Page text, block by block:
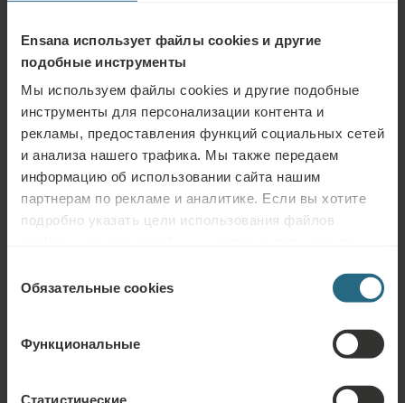
Ensana использует файлы cookies и другие
подобные инструменты
Мы используем файлы cookies и другие подобные
инструменты для персонализации контента и
рекламы, предоставления функций социальных сетей
и анализа нашего трафика. Мы также передаем
информацию об использовании сайта нашим
партнерам по рекламе и аналитике. Если вы хотите
подробно указать цели использования файлов
используйте кнопку «Разрешить всё».
согласия
Обязательные cookies
Функциональные
Статистические
Пожалуйста, свяжитесь с нами по любому вопросу, связанному с
нашей программой лояльности, можно найти здесь.